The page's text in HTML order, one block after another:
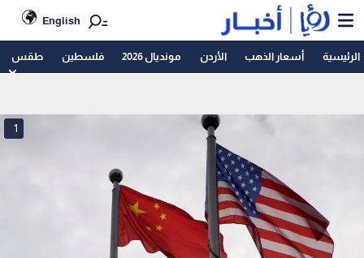
English
الرئيسية أسعار الذهب الأردن مونديال 2026 فلسطين طقس
1